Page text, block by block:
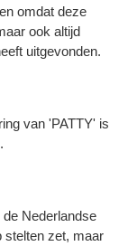
omdat deze
ook altijd
uitgevonden.
van 'PATTY' is
Nederlandse
stelten zet, maar